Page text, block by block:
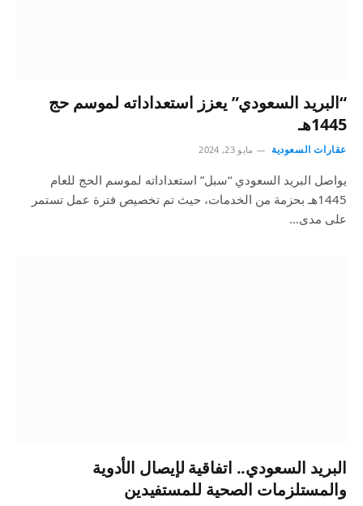
“البريد السعودي” يعزز استعداداته لموسم حج
1445هـ
عقارات السعودية مايو 23, 2024
يواصل البريد السعودي “سبل” استعداداته لموسم الحج للعام
1445هـ بحزمة من الخدمات، حيث تم تخصيص فترة عمل تستمر
على مدى…
البريد السعودي.. اتفاقية لإيصال الأدوية
والمستلزمات الصحية للمستفيدين